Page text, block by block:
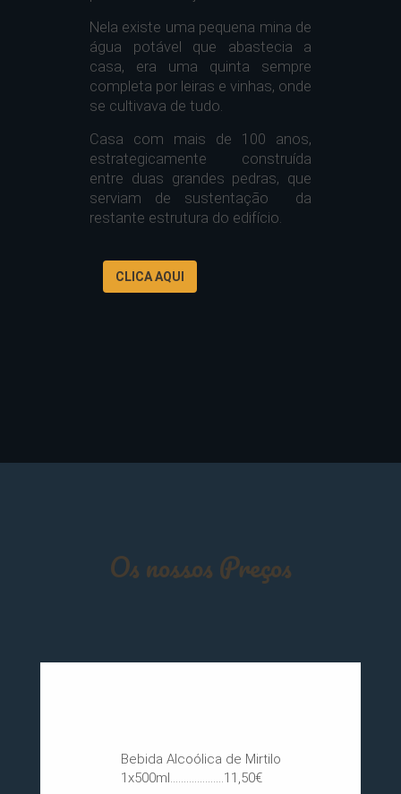
Nela existe uma pequena mina de
água potável que abastecia a
casa, era uma quinta sempre
completa por leiras e vinhas, onde
se cultivava de tudo.
Casa com mais de 100 anos,
estrategicamente construída
entre duas grandes pedras, que
serviam de sustentação da
restante estrutura do edifício.
CLICA AQUI
Os nossos Preços
Bebida Alcoólica de Mirtilo
1x500ml....................11,50€